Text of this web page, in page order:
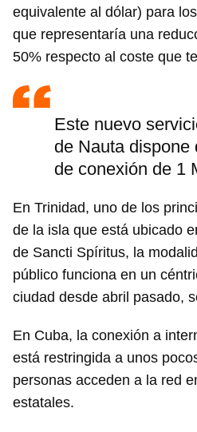
equivalente al dólar) para
que representaría una
50% respecto al coste que
Este nuevo
de Nauta dispone
de conexión de 1
En Trinidad, uno de los
de la isla que está ubicado
de Sancti Spíritus, la
público funciona en un
ciudad desde abril pasado,
En Cuba, la conexión a
está restringida a unos
personas acceden a la red
estatales.